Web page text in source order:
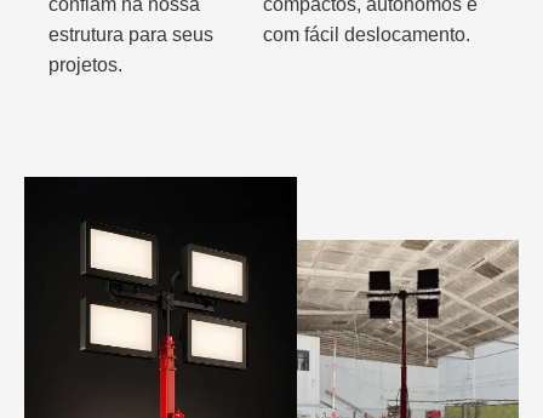
confiam na nossa
estrutura para seus
projetos.
compactos, autônomos e
com fácil deslocamento.